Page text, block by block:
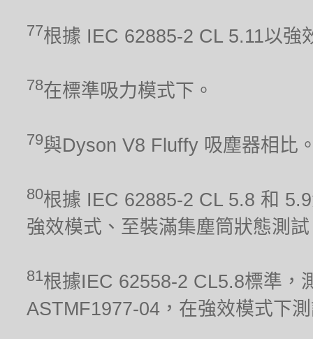
77根據 IEC 62885-2 CL 5.11以強
78在標準吸力模式下。
79與Dyson V8 Fluffy 吸塵器相比
80根據 IEC 62885-2 CL 5.8 和
強效模式、至裝滿集塵筒狀態測
81根據IEC 62558-2 CL5.8標準，
ASTMF1977-04，在強效模式下